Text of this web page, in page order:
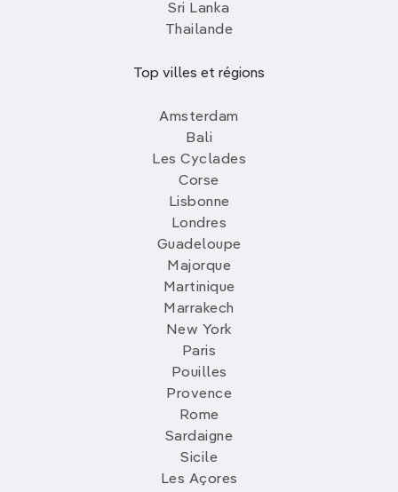
Sri Lanka
Thailande
Top villes et régions
Amsterdam
Bali
Les Cyclades
Corse
Lisbonne
Londres
Guadeloupe
Majorque
Martinique
Marrakech
New York
Paris
Pouilles
Provence
Rome
Sardaigne
Sicile
Les Açores